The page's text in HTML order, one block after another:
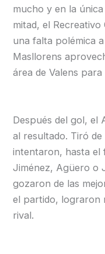
mucho y en la
mitad, el
una falta polémica
Masllorens
área de Valens
Después del gol, el
al resultado. Tiró
intentaron, hasta el
Jiménez, Agüero o
gozaron de las
el partido, lograron
rival.